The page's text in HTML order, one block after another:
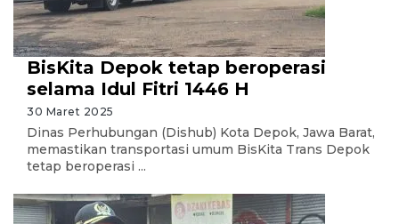
BisKita Depok tetap beroperasi
selama Idul Fitri 1446 H
30 Maret 2025
Dinas Perhubungan (Dishub) Kota Depok, Jawa Barat,
memastikan transportasi umum BisKita Trans Depok
tetap beroperasi ...